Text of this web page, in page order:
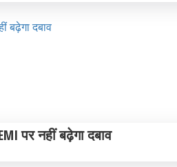
पर नहीं बढ़ेगा दबाव